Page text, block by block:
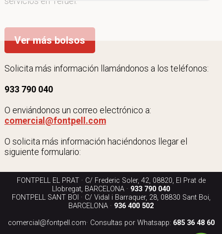
Ver más bolsos
Solicita más información llamándonos a los teléfonos:
933 790 040
O enviándonos un correo electrónico a:
comercial@fontpell.com
O solicita más información haciéndonos llegar el
siguiente formulario:
FONTPELL EL PRAT · C/ Frederic Soler, 42, 08820, El Prat de
Llobregat, BARCELONA · 933 790 040
FONTPELL SANT BOI · C/ Vidal i Barraquer, 28, 08830 Sant Boi,
BARCELONA · 936 400 502
comercial@fontpell.com· Consultas por Whatsapp: 685 36 48 60